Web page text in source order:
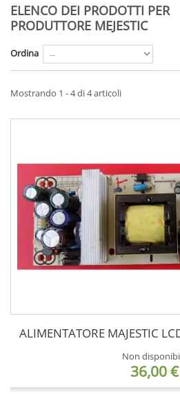
ELENCO DEI PRODOTTI PER
PRODUTTORE MEJESTIC
Ordina
Mostrando 1 - 4 di 4 articoli
ALIMENTATORE MAJESTIC
Non
36,00 €